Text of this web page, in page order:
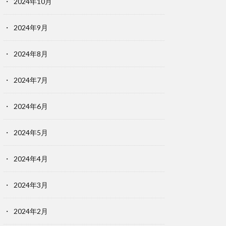
2024年9月
2024年8月
2024年7月
2024年6月
2024年5月
2024年4月
2024年3月
2024年2月